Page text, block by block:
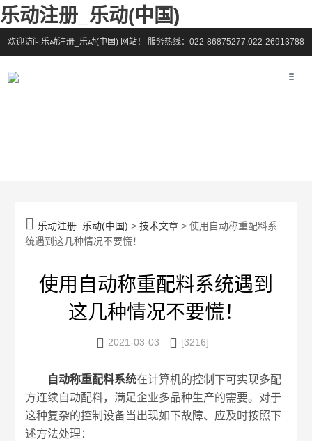
乐动注册_乐动(中国)
欢迎访问乐动注册_乐动(中国) 网站！ 服务热线：022-86875277,022-26913788
 乐动注册_乐动(中国) >技术文章 > 使用自动称重配料系
统遇到这几种情况不要慌！
使用自动称重配料系统遇到
这几种情况不要慌！
 2021-03-03  [3216]
自动称重配料系统在计算机的控制下可实现多配
方连续自动配料，满足企业多品种生产的需要。对于
这种复杂的控制设备当出现如下故障、应及时按照下
述方法处理：